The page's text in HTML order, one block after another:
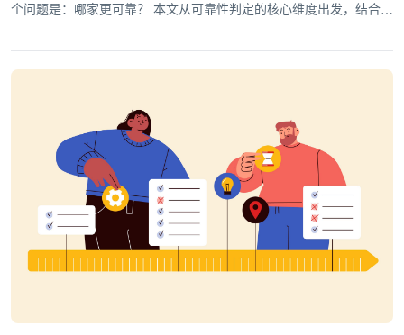
个问题是：哪家更可靠？ 本文从可靠性判定的核心维度出发，结合行